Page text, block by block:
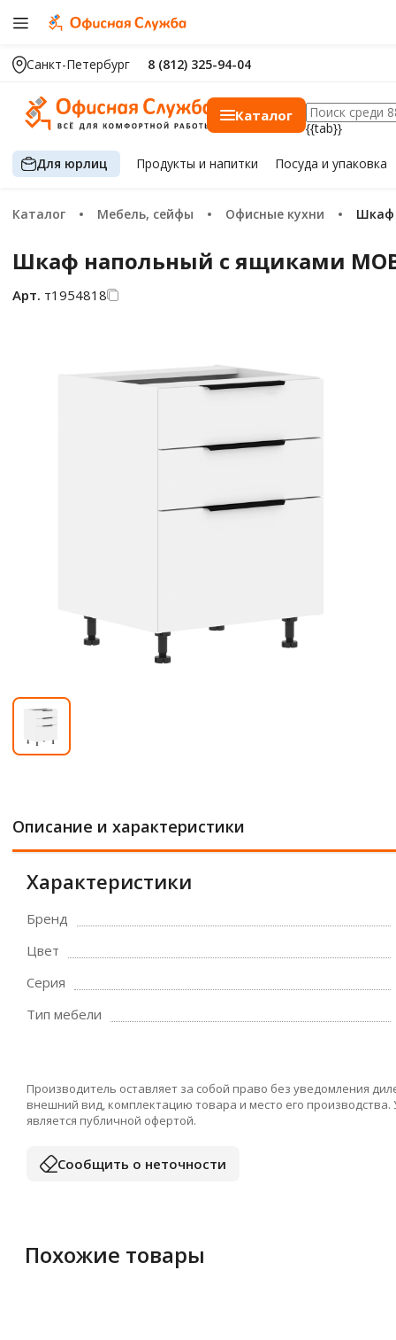
Санкт-Петербург 8 (812) 325-94-04
Каталог
{{tab}}
Для юрлиц Продуктыи напитки Посуда и упаковка
Каталог Мебель, сейфы Офисные кухни
Шкаф напольный с ящиками MOB
Арт. т1954818
Описание и характеристики
Характеристики
Бренд
Цвет
Серия
Тип мебели
Производитель оставляет за собой право без уведомления
внешний вид, комплектацию товара и место его
является публичной офертой.
Сообщить о неточности
Похожие товары